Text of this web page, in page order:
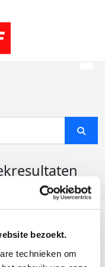
bezoekt.
technieken om